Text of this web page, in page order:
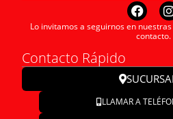
Lo invitamos a seguirnos en
contacto.
Contacto Rápido
LLAMAR A